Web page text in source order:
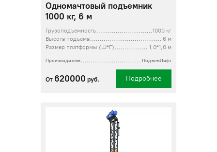
Одномачтовый подъемник
1000 кг, 6 м
Грузоподъемность
1000 кг
Высота подъема
6 м
Размер платформы (Ш*Г)
1,0*1,0 м
Производитель ПодъемЛифт
От 620000 руб. Подробнее